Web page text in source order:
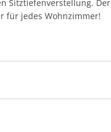
Sitztiefenverstellung. Der
für jedes Wohnzimmer!